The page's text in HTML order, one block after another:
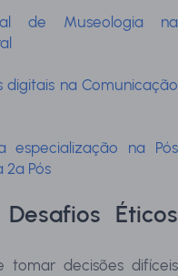
de Museologia na
digitais na Comunicação
especialização na Pós
2ª Pós
Éticos
tomar decisões difíceis